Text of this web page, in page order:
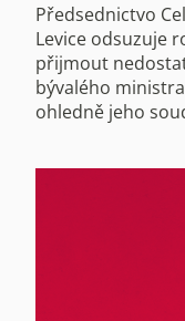
Předsednictvo
Levice odsuzuje
přijmout
bývalého
ohledně jeho